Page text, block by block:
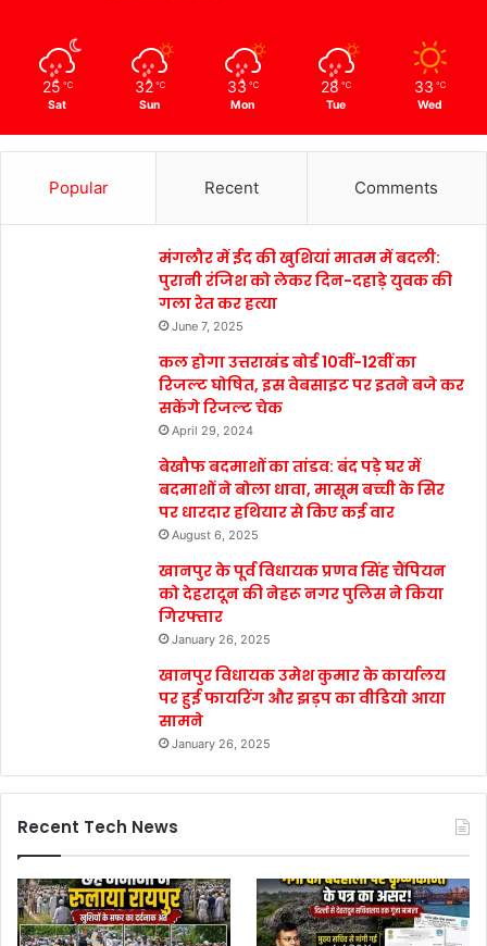
25 ℃
Sat
32 ℃
Sun
33 ℃
Mon
28 ℃
Tue
33 ℃
Wed
Popular Recent Comments
मंगलौर में ईद की खुशियां मातम में बदली:
पुरानी रंजिश को लेकर दिन-दहाड़े युवक की
गला रेत कर हत्या
June 7, 2025
कल होगा उत्तराखंड बोर्ड 10वीं-12वीं का
रिजल्ट घोषित, इस वेबसाइट पर इतने बजे कर
सकेंगे रिजल्ट चेक
April 29, 2024
बेखौफ बदमाशों का तांडव: बंद पड़े घर में
बदमाशों ने बोला धावा, मासूम बच्ची के सिर
पर धारदार हथियार से किए कई वार
August 6, 2025
खानपुर के पूर्व विधायक प्रणव सिंह चैंपियन
को देहरादून की नेहरू नगर पुलिस ने किया
गिरफ्तार
January 26, 2025
खानपुर विधायक उमेश कुमार के कार्यालय
पर हुई फायरिंग और झड़प का वीडियो आया
सामने
January 26, 2025
Recent Tech News